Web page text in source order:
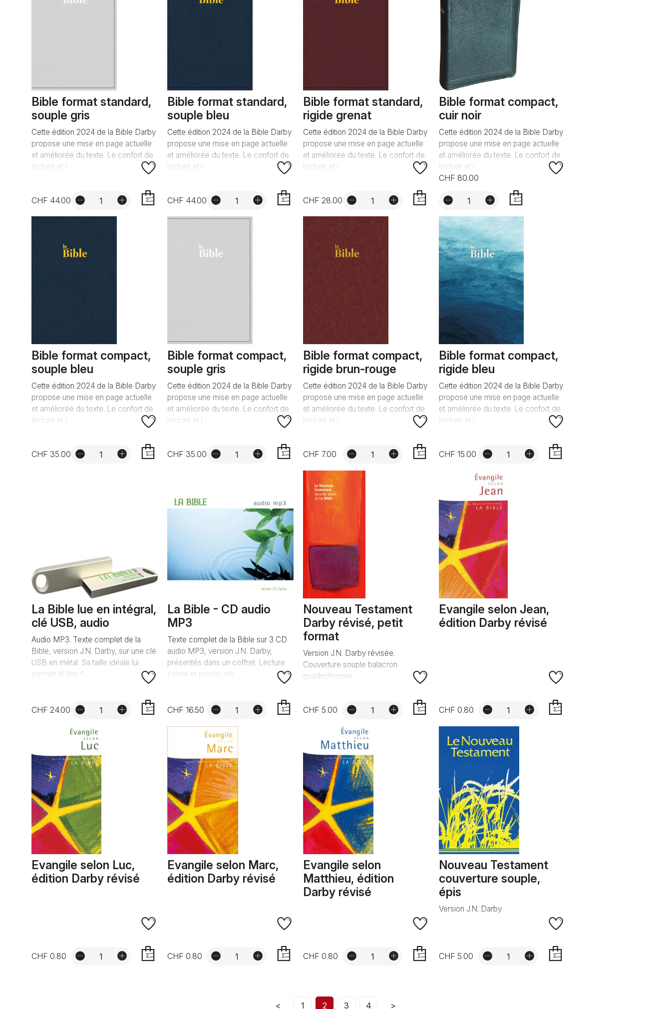
Bible format standard,
souple gris
Cette édition 2024 de la Bible Darby
propose une mise en page actuelle
et améliorée du texte. Le confort de
lecture et l...
CHF 44.00
Bible format standard,
souple bleu
Cette édition 2024 de la Bible Darby
propose une mise en page actuelle
et améliorée du texte. Le confort de
lecture et l...
CHF 44.00
Bible format standard,
rigide grenat
Cette édition 2024 de la Bible Darby
propose une mise en page actuelle
et améliorée du texte. Le confort de
lecture et l...
CHF 28.00
Bible format compact,
cuir noir
Cette édition 2024 de la Bible Darby
propose une mise en page actuelle
et améliorée du texte. Le confort de
lecture et l...
CHF 80.00
Bible format compact,
souple bleu
Cette édition 2024 de la Bible Darby
propose une mise en page actuelle
et améliorée du texte. Le confort de
lecture et l...
CHF 35.00
Bible format compact,
souple gris
Cette édition 2024 de la Bible Darby
propose une mise en page actuelle
et améliorée du texte. Le confort de
lecture et l...
CHF 35.00
Bible format compact,
rigide brun-rouge
Cette édition 2024 de la Bible Darby
propose une mise en page actuelle
et améliorée du texte. Le confort de
lecture et l...
CHF 7.00
Bible format compact,
rigide bleu
Cette édition 2024 de la Bible Darby
propose une mise en page actuelle
et améliorée du texte. Le confort de
lecture et l...
CHF 15.00
La Bible lue en intégral,
clé USB, audio
Audio MP3. Texte complet de la
Bible, version J.N. Darby, sur une clé
USB en métal. Sa taille idéale lui
permet d'être f...
CHF 24.00
La Bible - CD audio
MP3
Texte complet de la Bible sur 3 CD
audio MP3, version J.N. Darby,
présentés dans un coffret. Lecture
calme et posée, trè...
CHF 16.50
Nouveau Testament
Darby révisé, petit
format
Version J.N. Darby révisée.
Couverture souple balacron
quadrichromie.
CHF 5.00
Evangile selon Jean,
édition Darby révisé
CHF 0.80
Evangile selon Luc,
édition Darby révisé
CHF 0.80
Evangile selon Marc,
édition Darby révisé
CHF 0.80
Evangile selon
Matthieu, édition
Darby révisé
CHF 0.80
Nouveau Testament
couverture souple,
épis
Version J.N. Darby
CHF 5.00
< 1 2 3 4 >